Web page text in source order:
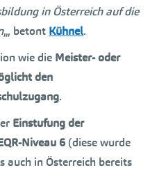
in Österreich auf die
„, betont Kühnel.
wie die Meister- oder
den
.
Einstufung der
Niveau 6 (diese wurde
auch in Österreich bereits